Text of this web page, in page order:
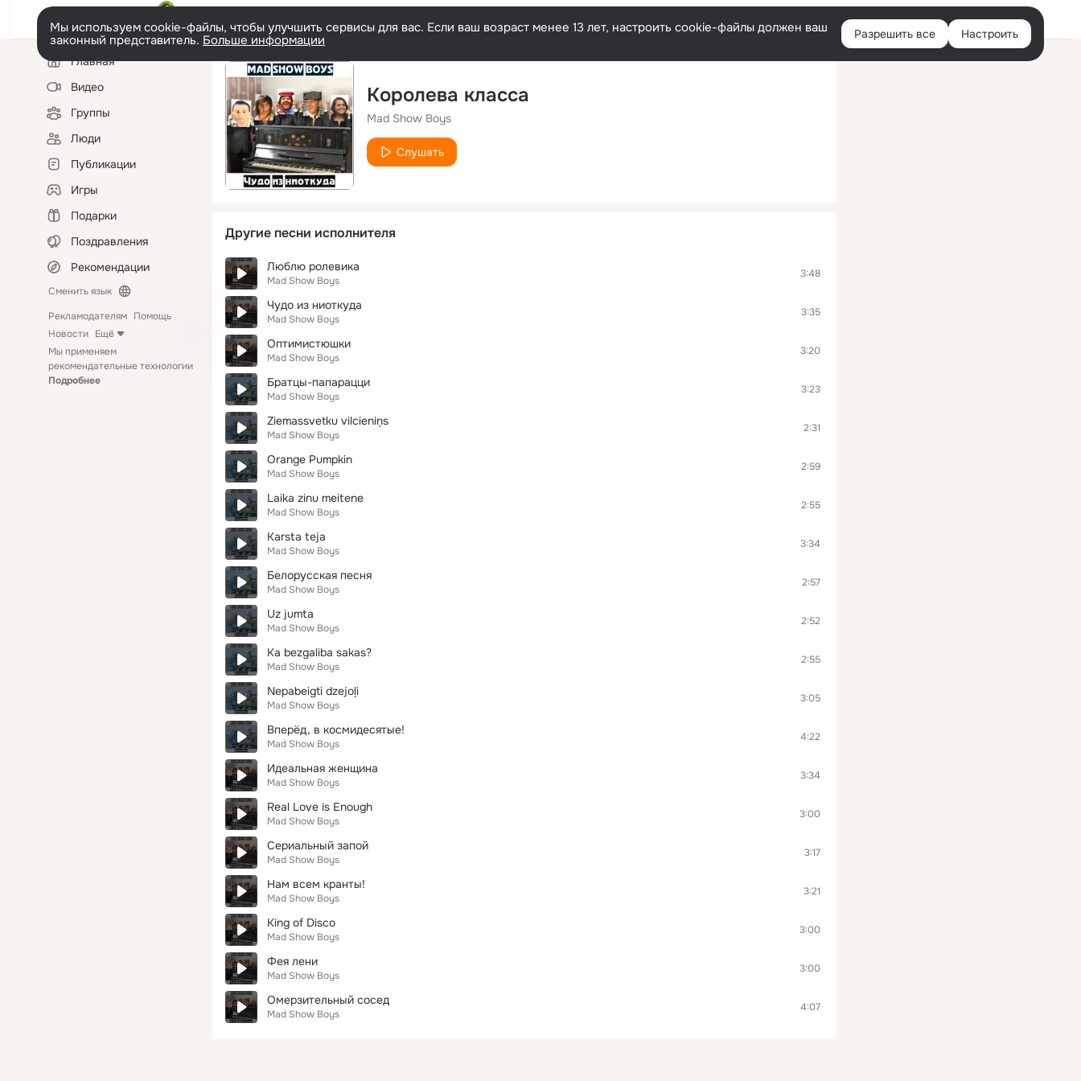
Войти
Мы используем cookie-файлы, чтобы улучшить сервисы для вас. Если ваш возраст менее 13 лет, настроить cookie-файлы должен ваш
законный представитель. Больше информации Разрешить все Настроить
Левая
колонкаГлавная
Видео
Группы
Люди
Публикации
Игры
Подарки
Поздравления
Рекомендации
Сменить язык
Рекламодателям Помощь
Новости Ещё
Мы применяем
рекомендательные технологии
Подробнее
Королева класса
Mad Show Boys
Слушать
Другие песни исполнителя
Люблю ролевика
Mad Show Boys
3:48
Чудо из ниоткуда
Mad Show Boys
3:35
Оптимистюшки
Mad Show Boys
3:20
Братцы-папарацци
Mad Show Boys
3:23
Ziemassvetku vilcieniņs
Mad Show Boys
2:31
Orange Pumpkin
Mad Show Boys
2:59
Laika zinu meitene
Mad Show Boys
2:55
Karsta teja
Mad Show Boys
3:34
Белорусская песня
Mad Show Boys
2:57
Uz jumta
Mad Show Boys
2:52
Ka bezgaliba sakas?
Mad Show Boys
2:55
Nepabeigti dzejoļi
Mad Show Boys
3:05
Вперёд, в космидесятые!
Mad Show Boys
4:22
Идеальная женщина
Mad Show Boys
3:34
Real Love is Enough
Mad Show Boys
3:00
Сериальный запой
Mad Show Boys
3:17
Нам всем кранты!
Mad Show Boys
3:21
King of Disco
Mad Show Boys
3:00
Фея лени
Mad Show Boys
3:00
Омерзительный сосед
Mad Show Boys
4:07